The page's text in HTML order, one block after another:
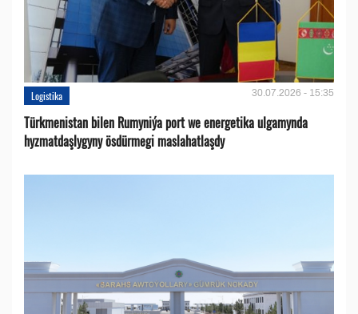
Logistika 30.07.2026 - 15:35
Türkmenistan bilen Rumyniýa port we energetika ulgamynda
hyzmatdaşlygyny ösdürmegi maslahatlaşdy